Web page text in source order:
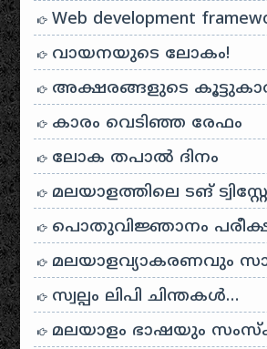
Web development
വായനയുടെ ലോകം!
അക്ഷരങ്ങളുടെ
കാരം വെടിഞ്ഞ രേഫം
ലോക തപാൽ ദിനം
മലയാളത്തിലെ ടങ്
പൊതുവിജ്ഞാനം
മലയാളവ്യാകരണവും
സ്വല്പം ലിപി ചിന്തകൾ…
മലയാളം ഭാഷയും